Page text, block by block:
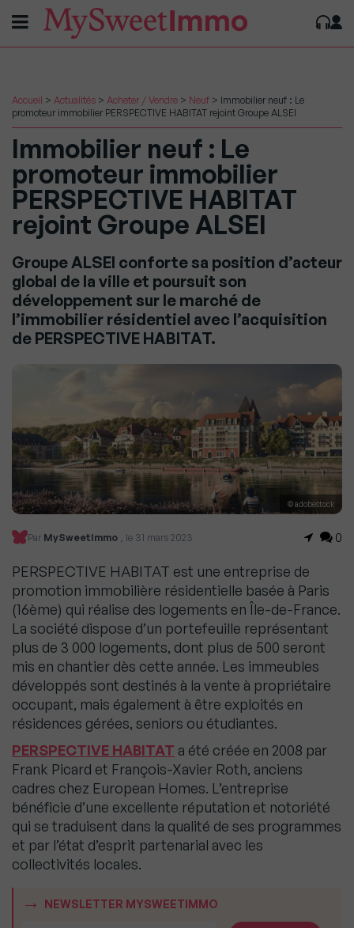
Accueil > Actualités > Acheter / Vendre > Neuf > Immobilier neuf : Le
promoteur immobilier PERSPECTIVE HABITAT rejoint Groupe ALSEI
Immobilier neuf : Le
promoteur immobilier
PERSPECTIVE HABITAT
rejoint Groupe ALSEI
Groupe ALSEI conforte sa position d’acteur
global de la ville et poursuit son
développement sur le marché de
l’immobilier résidentiel avec l’acquisition
de PERSPECTIVE HABITAT.
© adobestock
Par MySweetImmo , le 31 mars 2023 0
PERSPECTIVE HABITAT est une entreprise de
promotion immobilière résidentielle basée à Paris
(16ème) qui réalise des logements en Île-de-France.
La société dispose d’un portefeuille représentant
plus de 3 000 logements, dont plus de 500 seront
mis en chantier dès cette année. Les immeubles
développés sont destinés à la vente à propriétaire
occupant, mais également à être exploités en
résidences gérées, seniors ou étudiantes.
PERSPECTIVE HABITAT a été créée en 2008 par
Frank Picard et François-Xavier Roth, anciens
cadres chez European Homes. L’entreprise
bénéficie d’une excellente réputation et notoriété
qui se traduisent dans la qualité de ses programmes
et par l’état d’esprit partenarial avec les
collectivités locales.
NEWSLETTER MYSWEETIMMO